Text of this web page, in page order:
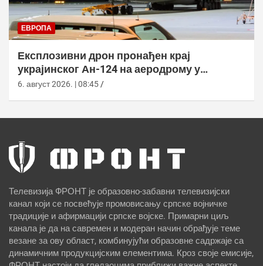
ЕВРОПА
Експлозивни дрон пронађен крај
украјинског Ан-124 на аеродрому у
Лајпцигу
6. август 2026. | 08:45
Телевизија ФРОНТ је образовно-забавни телевизијски
канал који се посвећује промовисању српске војничке
традиције и афирмацији српске војске. Примарни циљ
канала је да на савремен и модеран начин обрађује теме
везане за ову област, комбинујући образовне садржаје са
динамичним продукцијским елементима. Кроз своје емисије,